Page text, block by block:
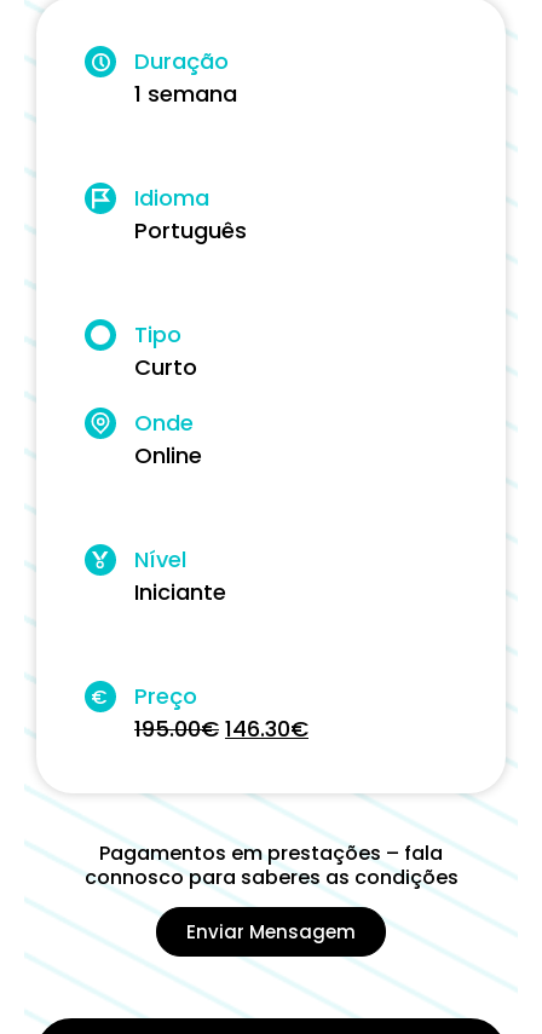
Duração
1 semana
Idioma
Português
Tipo
Curto
Onde
Online
Nível
Iniciante
€
Preço
195.00€ 146.30€
Pagamentos em prestações – fala
connosco para saberes as condições
Enviar Mensagem